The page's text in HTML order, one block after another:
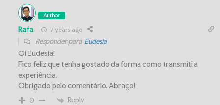
Author
Rafa 7 years ago
Responder para Eudesia
Oi Eudesia!
Fico feliz que tenha gostado da forma como transmiti a
experiência.
Obrigado pelo comentário. Abraço!
0 Reply